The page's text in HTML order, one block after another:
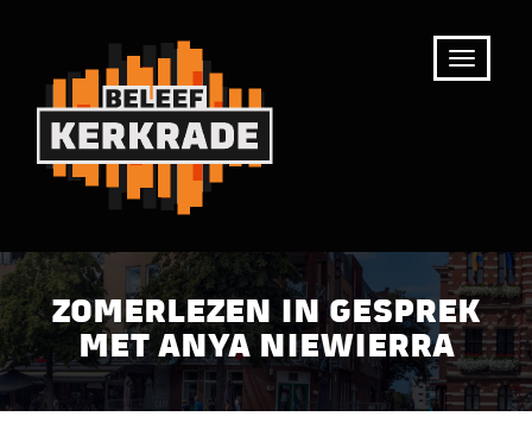
ZOMERLEZEN IN GESPREK
MET ANYA NIEWIERRA